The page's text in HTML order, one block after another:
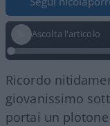
Ascolta l'articolo
Ricordo
giovanissimo
portai un